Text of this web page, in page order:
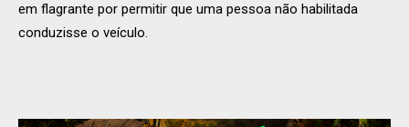
em flagrante por permitir que uma pessoa não habilitada
conduzisse o veículo.